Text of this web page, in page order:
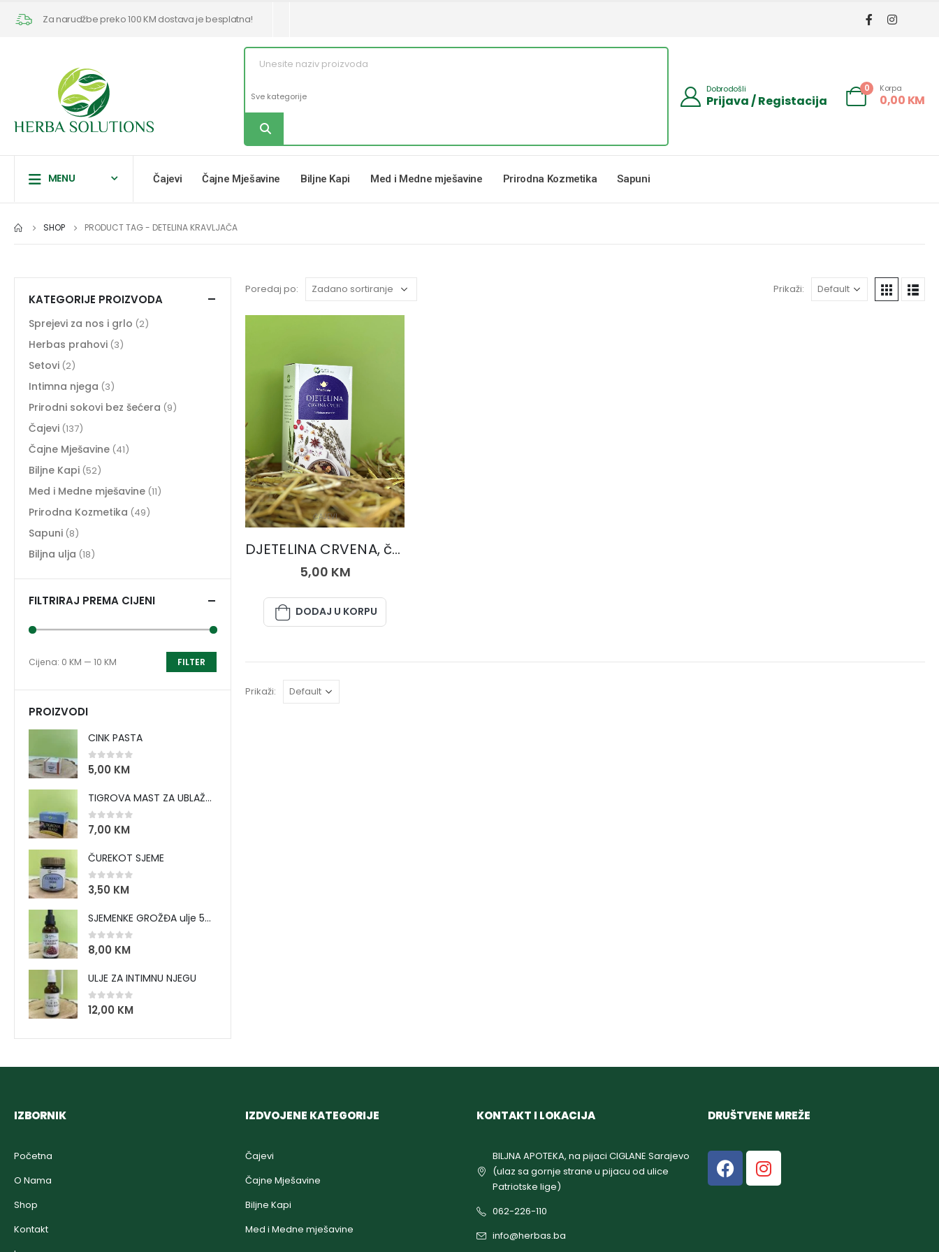
Za narudžbe preko 100 KM dostava je besplatna!
Dobrodošli
Prijava / Registacija
0 Korpa
0,00 KM
MENU Čajevi Čajne Mješavine Biljne Kapi Med i Medne mješavine Prirodna Kozmetika Sapuni
SHOP PRODUCT TAG - DETELINA KRAVLJAČA
Poredaj po: Prikaži:
ČAJEVI
DJETELINA CRVENA, čaj 50 gr.
5,00 KM
DODAJ U KORPU
Prikaži:
KATEGORIJE PROIZVODA
Sprejevi za nos i grlo (2)
Herbas prahovi (3)
Setovi (2)
Intimna njega (3)
Prirodni sokovi bez šećera (9)
Čajevi (137)
Čajne Mješavine (41)
Biljne Kapi (52)
Med i Medne mješavine (11)
Prirodna Kozmetika (49)
Sapuni (8)
Biljna ulja (18)
FILTRIRAJ PREMA CIJENI
FILTER
Cijena: 0 KM — 10 KM
PROIZVODI
CINK PASTA
0 out of 5
5,00 KM
TIGROVA MAST ZA UBLAŽAVANJE BOLOVA I ZAGRIJAVANJE MIŠIĆA
0 out of 5
7,00 KM
ČUREKOT SJEME
0 out of 5
3,50 KM
SJEMENKE GROŽĐA ulje 50 ml
0 out of 5
8,00 KM
ULJE ZA INTIMNU NJEGU
0out of 5
12,00 KM
IZBORNIK
Početna
O Nama
Shop
Kontakt
IZDVOJENE KATEGORIJE
Čajevi
Čajne Mješavine
Biljne Kapi
Med i Medne mješavine
KONTAKT I LOKACIJA
BILJNA APOTEKA, na pijaci CIGLANE Sarajevo
(ulaz sa gornje strane u pijacu od ulice
Patriotske lige)
062-226-110
info@herbas.ba
DRUŠTVENE MREŽE